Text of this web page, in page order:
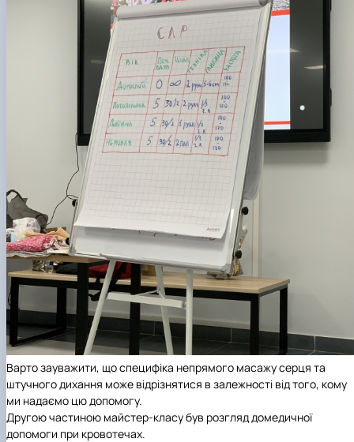
Варто зауважити, що специфіка непрямого масажу серця та
штучного дихання може відрізнятися в залежності від того, кому
ми надаємо цю допомогу.
Другою частиною майстер-класу був розгляд домедичної
допомоги при кровотечах.